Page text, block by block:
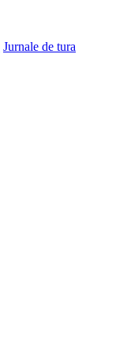
Jurnale de tura